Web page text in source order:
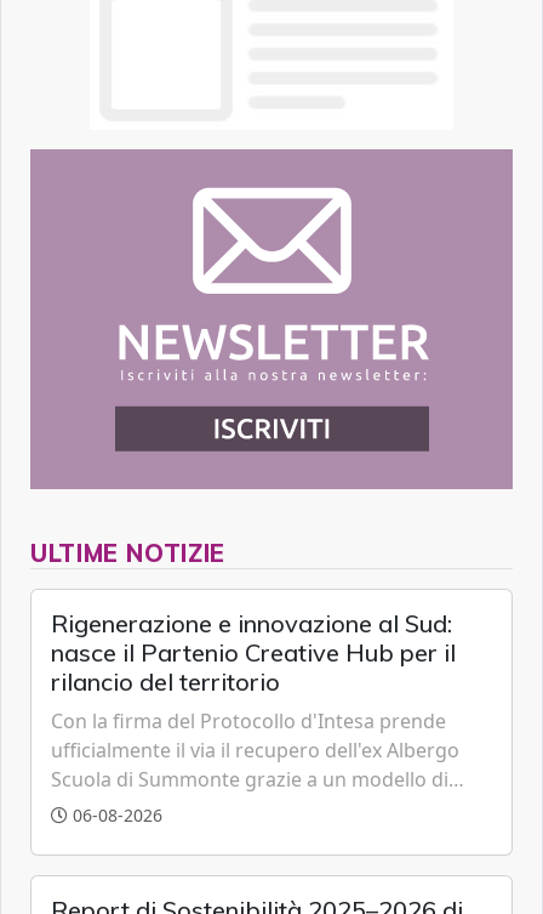
ULTIME NOTIZIE
Rigenerazione e innovazione al Sud:
nasce il Partenio Creative Hub per il
rilancio del territorio
Con la firma del Protocollo d'Intesa prende
ufficialmente il via il recupero dell'ex Albergo
Scuola di Summonte grazie a un modello di
partenariato pubblico-privato e a una rete di
06-08-2026